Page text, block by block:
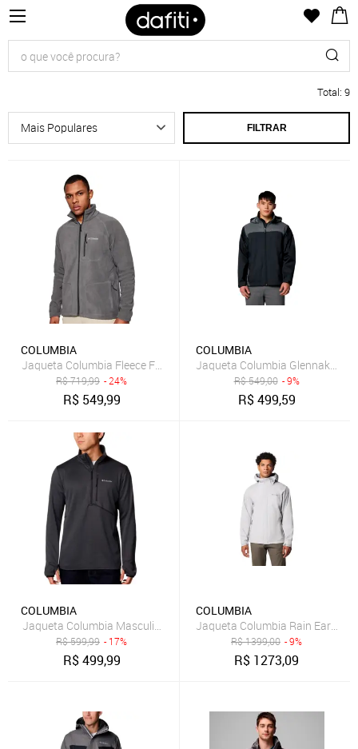
Total: 9
FILTRAR
COLUMBIA
Jaqueta Columbia Fleece Fast Trek II Full Zip Cinza
R$719,99 - 24%
R$ 549,99
COLUMBIA
Jaqueta Columbia Glennaker
R$549,00 - 9%
R$499,59
COLUMBIA
Jaqueta Columbia Masculina Fleece Park View Half Zip Grafite
R$599,99 - 17%
R$499,99
COLUMBIA
Jaqueta Columbia Rain Earth
R$1399,00 - 9%
R$ 1273,09